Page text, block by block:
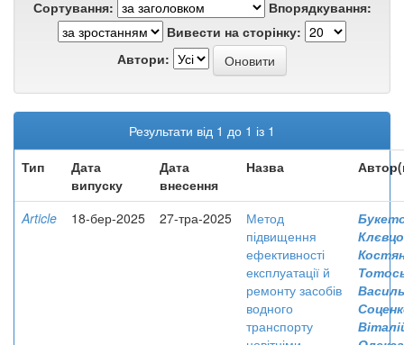
Сортування:
Впорядкування:
Вивести на сторінку:
Автори:
Результати від 1 до 1 із 1
Тип
Дата
випуску
Дата
внесення
Назва
Article 18-бер-2025 27-тра-2025
Метод
підвищення
ефективності
експлуатації й
ремонту засобів
водного
транспорту